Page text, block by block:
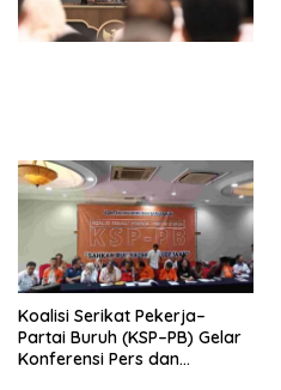
Perekonomian Nasional dan
Kesejahteraan Sosial dalam
Koalisi Serikat Pekerja–
Partai Buruh (KSP–PB) Gelar
Konferensi Pers dan